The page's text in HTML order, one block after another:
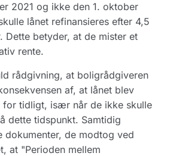
2021 og ikke den 1. oktober
lånet refinansieres efter 4,5
Dette betyder, at de mister et
rente.
rådgivning, at boligrådgiveren
af, at lånet blev
for tidligt, især når de ikke skulle
dette tidspunkt. Samtidig
dokumenter, de modtog ved
at "Perioden mellem